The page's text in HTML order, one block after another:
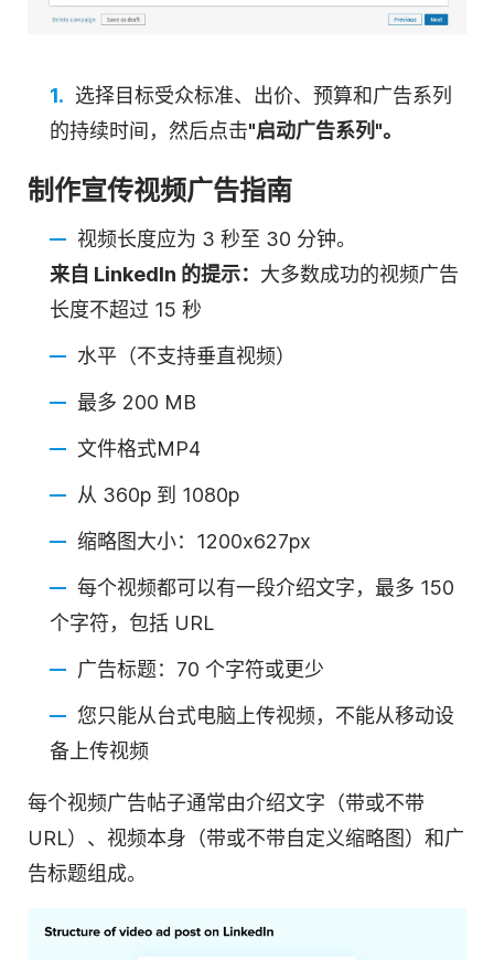
选择目标受众标准、出价、预算和广告系列
的持续时间，然后点击"启动广告系列"。
制作宣传视频广告指南
视频长度应为 3 秒至 30 分钟。
来自 LinkedIn 的提示： 大多数成功的视频广告
长度不超过 15 秒
水平（不支持垂直视频）
最多 200 MB
文件格式MP4
从 360p 到 1080p
缩略图大小：1200x627px
每个视频都可以有一段介绍文字，最多 150
个字符，包括 URL
广告标题：70 个字符或更少
您只能从台式电脑上传视频，不能从移动设
备上传视频
每个视频广告帖子通常由介绍文字（带或不带
URL）、 视频本身（带或不带自定义缩略图）和广
告标题组成。